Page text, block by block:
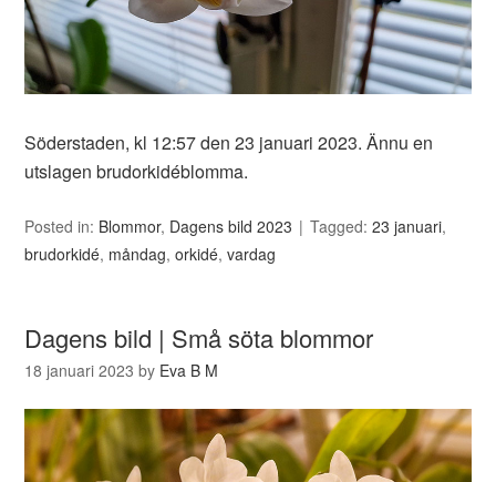
Söderstaden, kl 12:57 den 23 januari 2023. Ännu en
utslagen brudorkidéblomma.
Posted in: Blommor, Dagens bild 2023 Tagged:23 januari,
brudorkidé, måndag,orkidé,vardag
Dagens bild | Små söta blommor
18 januari 2023 by Eva B M